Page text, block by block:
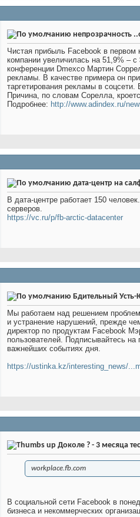
непрозрачность
Чистая прибыль Facebook в первом
компании увеличилась на 51,9% –
конференции Dmexco Мартин
рекламы. В качестве примера он
таргетирования рекламы в
Причина, по словам Сорелла,
Подробнее: http://www.adindex.ru/
дата-центр на
В дата-центре работает 150
серверов.
https://vc.ru/p/fb-arctic-datacenter
Бдительный Усть-
Мы работаем над решением
и устранение нарушений, прежде
директор по продуктам Facebook
пользователей. Подписывайтесь на
важнейших событиях дня.
https://ustinka.kz/interesting_news/
Доколе ? - 3 месяца
workplace.fb.com
В социальной сети Facebook в
бизнеса и некоммерческих